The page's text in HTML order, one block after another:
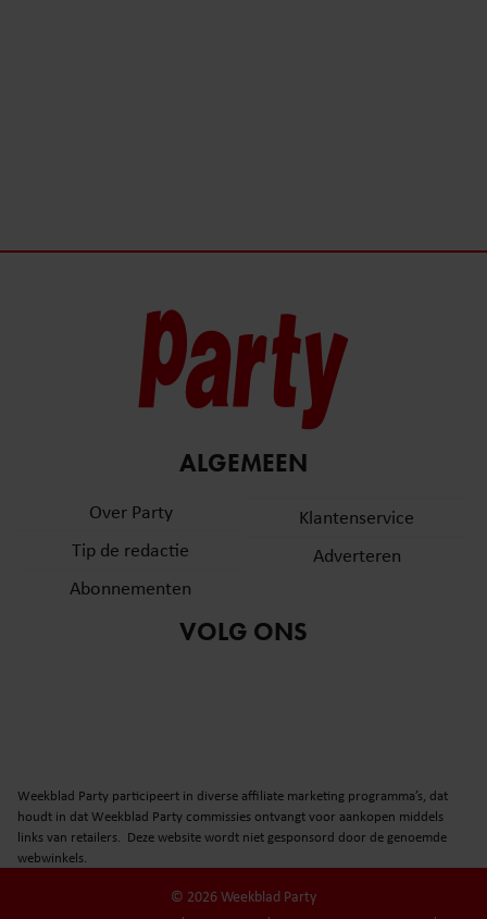
ALGEMEEN
Over Party
Tip de redactie
Abonnementen
Klantenservice
Adverteren
VOLG ONS
Weekblad Party participeert in diverse affiliate marketing programma’s, dat
houdt in dat Weekblad Party commissies ontvangt voor aankopen middels
links van retailers. Deze website wordt niet gesponsord door de genoemde
webwinkels.
© 2026 Weekblad Party